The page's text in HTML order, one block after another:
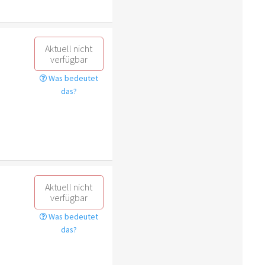
Aktuell nicht
verfügbar
Was bedeutet
das?
Aktuell nicht
verfügbar
Was bedeutet
das?